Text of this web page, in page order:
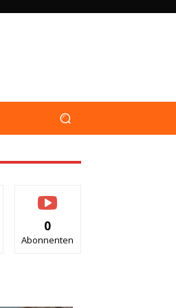
0
Abonnenten